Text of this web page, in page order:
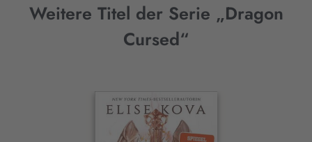
Weitere Titel der Serie „Dragon
Cursed“
Interaktives